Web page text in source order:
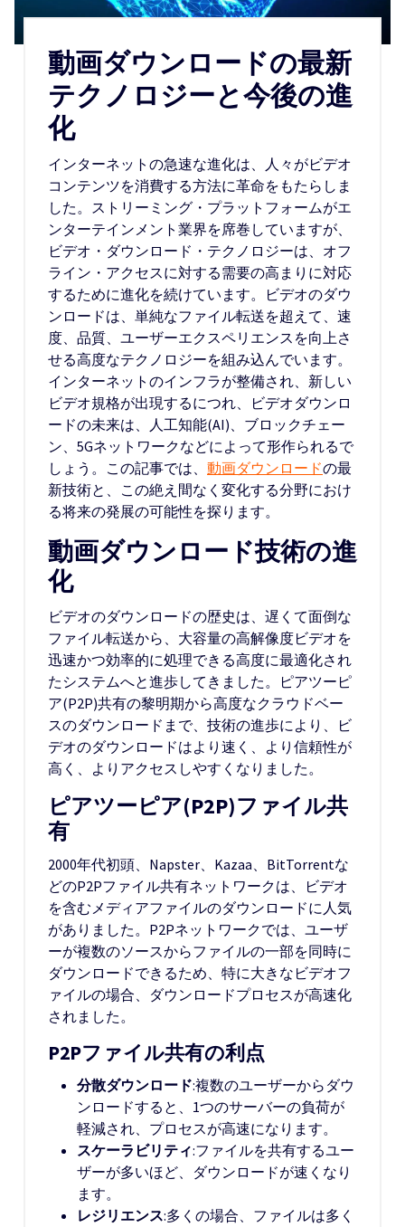
動画ダウンロードの最新
テクノロジーと今後の進
化
インターネットの急速な進化は、人々がビデオ
コンテンツを消費する方法に革命をもたらしま
した。ストリーミング・プラットフォームがエ
ンターテインメント業界を席巻していますが、
ビデオ・ダウンロード・テクノロジーは、オフ
ライン・アクセスに対する需要の高まりに対応
するために進化を続けています。ビデオのダウ
ンロードは、単純なファイル転送を超えて、速
度、品質、ユーザーエクスペリエンスを向上さ
せる高度なテクノロジーを組み込んでいます。
インターネットのインフラが整備され、新しい
ビデオ規格が出現するにつれ、ビデオダウンロ
ードの未来は、人工知能(AI)、ブロックチェー
ン、5Gネットワークなどによって形作られるで
しょう。この記事では、 動画ダウンロードの最
新技術と、この絶え間なく変化する分野におけ
る将来の発展の可能性を探ります。
動画ダウンロード技術の進
化
ビデオのダウンロードの歴史は、遅くて面倒な
ファイル転送から、大容量の高解像度ビデオを
迅速かつ効率的に処理できる高度に最適化され
たシステムへと進歩してきました。ピアツーピ
ア(P2P)共有の黎明期から高度なクラウドベー
スのダウンロードまで、技術の進歩により、ビ
デオのダウンロードはより速く、より信頼性が
高く、よりアクセスしやすくなりました。
ピアツーピア(P2P)ファイル共
有
2000年代初頭、Napster、Kazaa、BitTorrentな
どのP2Pファイル共有ネットワークは、ビデオ
を含むメディアファイルのダウンロードに人気
がありました。P2Pネットワークでは、ユーザ
ーが複数のソースからファイルの一部を同時に
ダウンロードできるため、特に大きなビデオフ
ァイルの場合、ダウンロードプロセスが高速化
されました。
P2Pファイル共有の利点
分散ダウンロード:複数のユーザーからダウ
ンロードすると、1つのサーバーの負荷が
軽減され、プロセスが高速になります。
スケーラビリティ:ファイルを共有するユー
ザーが多いほど、ダウンロードが速くなり
ます。
レジリエンス:多くの場合、ファイルは多く